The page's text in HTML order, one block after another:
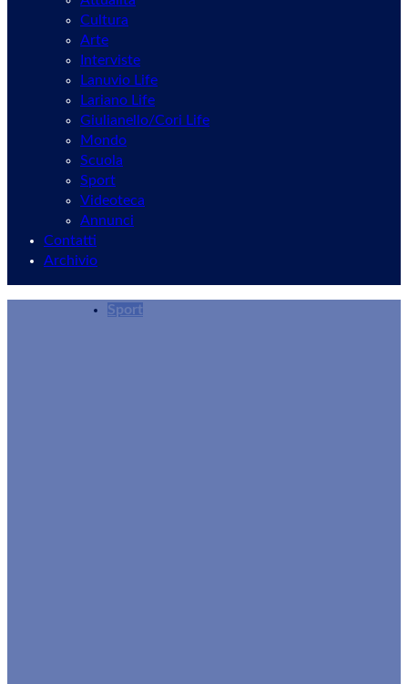
Cultura
Arte
Interviste
Lanuvio Life
Lariano Life
Giulianello/Cori Life
Mondo
Scuola
Sport
Videoteca
Annunci
Contatti
Archivio
Sport